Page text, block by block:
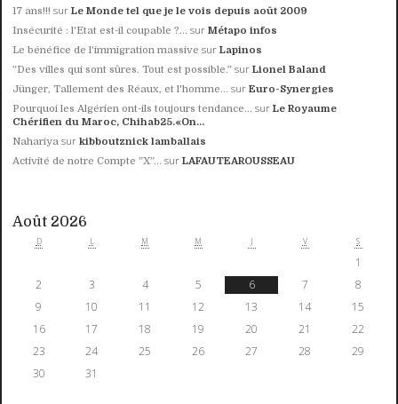
17 ans!!! surLe Monde tel que je le vois depuis août 2009
Insécurité : l'Etat est-il coupable ?... surMétapo infos
Le bénéfice de l'immigration massive surLapinos
”Des villes qui sont sûres. Tout est possible.” surLionel Baland
Jünger, Tallement des Réaux, et l'homme... surEuro-Synergies
Pourquoi les Algérien ont-ils toujours tendance... surLe Royaume
Chérifien du Maroc, Chihab25.«On...
Nahariya surkibboutznick lamballais
Activité de notre Compte ”X”... surLAFAUTEAROUSSEAU
Août 2026
D L M M V S
1
2
3 4 5 6 7
8
9
10 11 12 13 14
15
16
17 18 19 20 21
22
23
24 25 26 27 28
29
30
31